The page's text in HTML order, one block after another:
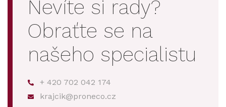
Nevíte si rady?
Obraťte se na
našeho specialistu
+ 420 702 042 174
krajcik@proneco.cz